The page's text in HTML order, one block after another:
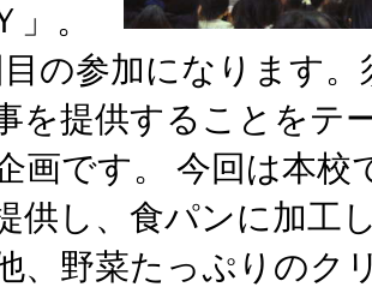
。
の参加になります
を提供することをテ
画です。 今回は本
供し、食パンに加工
、野菜たっぷりのク